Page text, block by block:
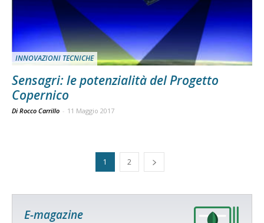
INNOVAZIONI TECNICHE
Sensagri: le potenzialità del Progetto
Copernico
Di Rocco Carrillo - 11 Maggio 2017
1 2
E-magazine